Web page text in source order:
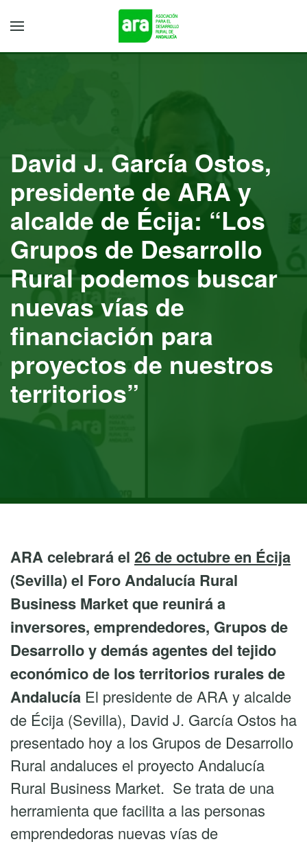
David J. García Ostos,
presidente de ARA y
alcalde de Écija: “Los
Grupos de Desarrollo
Rural podemos buscar
nuevas vías de
financiación para
proyectos de nuestros
territorios”
ARA celebrará el 26 de octubre en Écija
(Sevilla) el Foro Andalucía Rural
Business Market que reunirá a
inversores, emprendedores, Grupos de
Desarrollo y demás agentes del tejido
económico de los territorios rurales de
Andalucía El presidente de ARA y alcalde
de Écija (Sevilla), David J. García Ostos ha
presentado hoy a los Grupos de Desarrollo
Rural andaluces el proyecto Andalucía
Rural Business Market. Se trata de una
herramienta que facilita a las personas
emprendedoras nuevas vías de